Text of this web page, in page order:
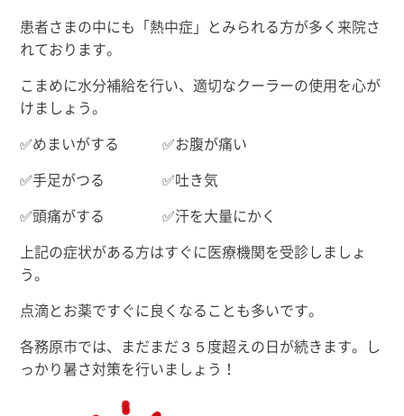
患者さまの中にも「熱中症」とみられる方が多く来院さ
れております。
こまめに水分補給を行い、適切なクーラーの使用を心が
けましょう。
✅めまいがする ✅お腹が痛い
✅手足がつる ✅吐き気
✅頭痛がする ✅汗を大量にかく
上記の症状がある方はすぐに医療機関を受診しましょ
う。
点滴とお薬ですぐに良くなることも多いです。
各務原市では、まだまだ３５度超えの日が続きます。し
っかり暑さ対策を行いましょう！